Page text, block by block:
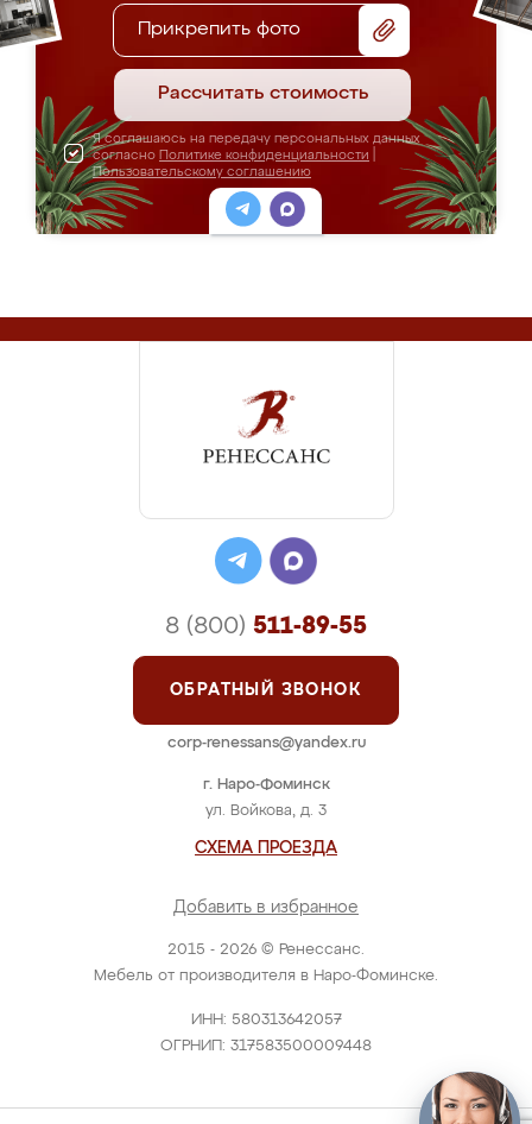
Прикрепить фото
Рассчитать стоимость
Я соглашаюсь на передачу персональных данных
согласно Политике конфиденциальности
Пользовательскому соглашению
2015 - 2026 © Ренессанс.
Мебель от производителя в Наро-Фоминске.
ИНН: 580313642057
ОГРНИП: 317583500009448
г. Наро-Фоминск
ул. Войкова, д. 3
СХЕМА ПРОЕЗДА
Добавить в избранное
8 (800) 511-89-55
ОБРАТНЫЙ ЗВОНОК
corp-renessans@yandex.ru